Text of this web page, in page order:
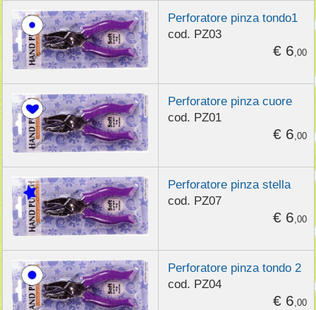
Perforatore pinza tondo1
cod. PZ03
€ 6 ,00
Perforatore pinza cuore
cod. PZ01
€ 6 ,00
Perforatore pinza stella
cod. PZ07
€ 6 ,00
Perforatore pinza tondo 2
cod. PZ04
€ 6 ,00